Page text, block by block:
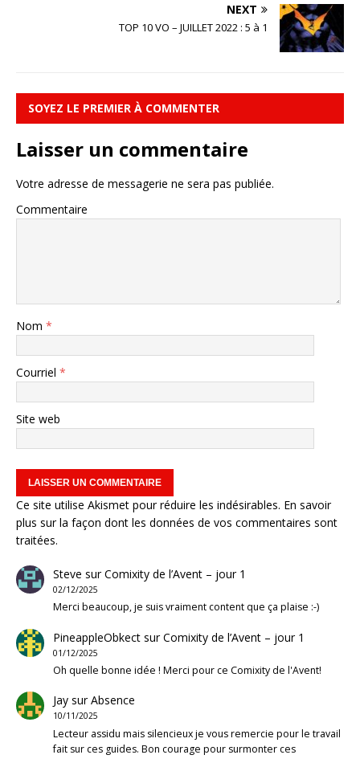
NEXT
TOP 10 VO – JUILLET 2022 : 5 à 1
SOYEZ LE PREMIER À COMMENTER
Laisser un commentaire
Votre adresse de messagerie ne sera pas publiée.
Commentaire
Nom *
Courriel *
Site web
Ce site utilise Akismet pour réduire les indésirables. En savoir
plus sur la façon dont les données de vos commentaires sont
traitées.
Steve surComixity de l’Avent – jour 1
02/12/2025
Merci beaucoup, je suis vraiment content que ça plaise :-)
PineappleObkectsurComixity de l’Avent – jour 1
01/12/2025
Oh quelle bonne idée ! Merci pour ce Comixity de l'Avent!
JaysurAbsence
10/11/2025
Lecteur assidu mais silencieux je vous remercie pour le travail
fait sur ces guides. Bon courage pour surmonter ces